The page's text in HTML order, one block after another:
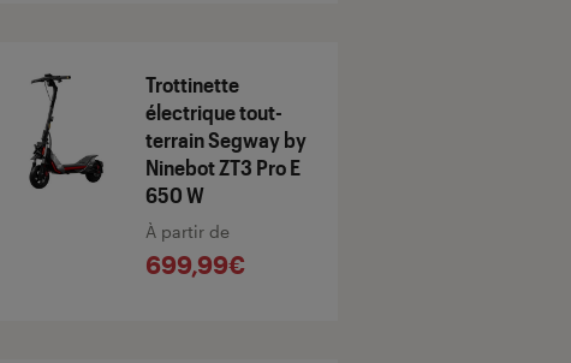
Trottinette
électrique tout-
terrain Segway by
Ninebot ZT3 Pro E
650 W
À partir de
699,99€